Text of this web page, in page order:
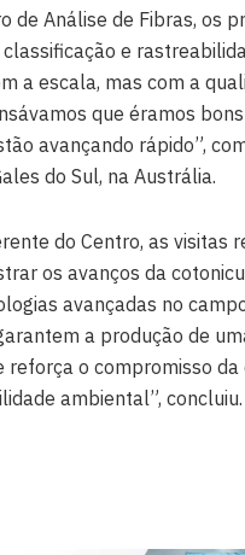
de Análise de Fibras, os
e
a escala, mas com a
que éramos
avançando rápido”,
do Sul, na Austrália.
do Centro, as visitas
os avanços da
avançadas no
a produção de
reforça o compromisso
ambiental”, concluiu.